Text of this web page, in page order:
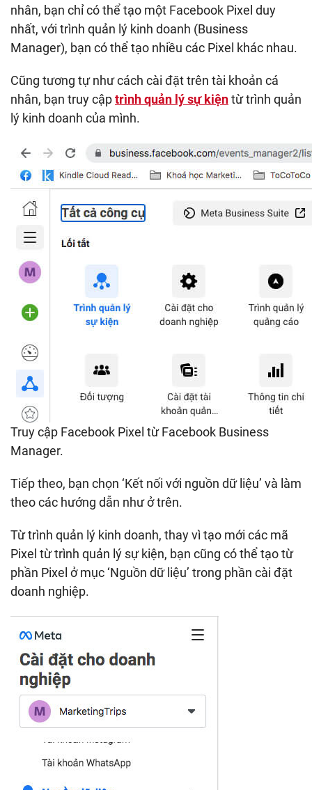
nhân, bạn chỉ có thể tạo một Facebook Pixel duy
nhất, với trình quản lý kinh doanh (Business
Manager), bạn có thể tạo nhiều các Pixel khác nhau.
Cũng tương tự như cách cài đặt trên tài khoản cá
nhân, bạn truy cậptrình quản lý sự kiệntừ trình quản
lý kinh doanh của mình.
Truy cập Facebook Pixel từ Facebook Business
Manager.
Tiếp theo, bạn chọn ‘Kết nối với nguồn dữ liệu’ và làm
theo các hướng dẫn như ở trên.
Từ trình quản lý kinh doanh, thay vì tạo mới các mã
Pixel từ trình quản lý sự kiện, bạn cũng có thể tạo từ
phần Pixel ở mục ‘Nguồn dữ liệu’ trong phần cài đặt
doanh nghiệp.